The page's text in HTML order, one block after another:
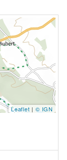
Leaflet | © IGN